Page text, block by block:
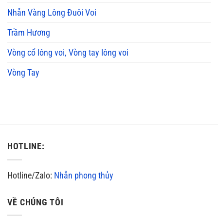
Nhẫn Vàng Lông Đuôi Voi
Trầm Hương
Vòng cổ lông voi, Vòng tay lông voi
Vòng Tay
HOTLINE:
Hotline/Zalo: Nhẫn phong thủy
VỀ CHÚNG TÔI